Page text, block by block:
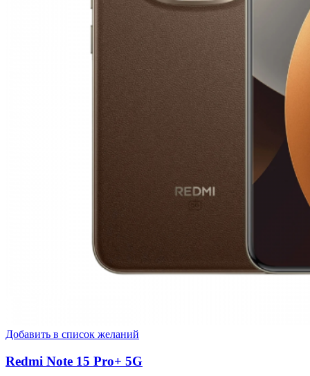
Добавить в список желаний
Redmi Note 15 Pro+ 5G